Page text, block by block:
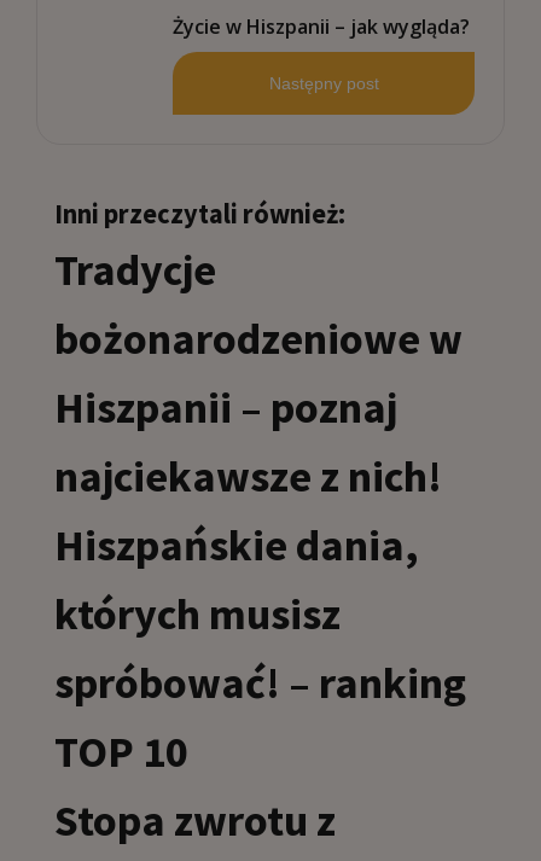
Życie w Hiszpanii – jak wygląda?
Następny post
Inni przeczytali również:
Tradycje
bożonarodzeniowe w
Hiszpanii – poznaj
najciekawsze z nich!
Hiszpańskie dania,
których musisz
spróbować! – ranking
TOP 10
Stopa zwrotu z